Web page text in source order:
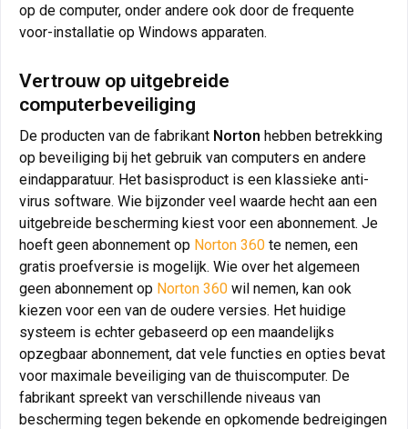
op de computer, onder andere ook door de frequente
voor-installatie op Windows apparaten.
Vertrouw op uitgebreide
computerbeveiliging
De producten van de fabrikant Norton hebben betrekking
op beveiliging bij het gebruik van computers en andere
eindapparatuur. Het basisproduct is een klassieke anti-
virus software. Wie bijzonder veel waarde hecht aan een
uitgebreide bescherming kiest voor een abonnement. Je
hoeft geen abonnement op Norton 360 te nemen, een
gratis proefversie is mogelijk. Wie over het algemeen
geen abonnement op Norton 360 wil nemen, kan ook
kiezen voor een van de oudere versies. Het huidige
systeem is echter gebaseerd op een maandelijks
opzegbaar abonnement, dat vele functies en opties bevat
voor maximale beveiliging van de thuiscomputer. De
fabrikant spreekt van verschillende niveaus van
bescherming tegen bekende en opkomende bedreigingen